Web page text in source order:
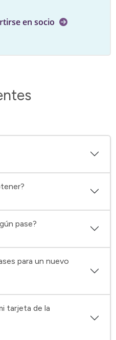
en socio
pase?
para un nuevo
tarjeta de la